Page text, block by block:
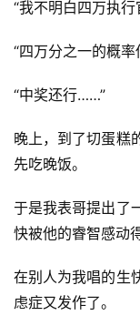
“我不明白四万执行
“四万分之一的概率
“中奖还行……”
晚上，到了切蛋糕
先吃晚饭。
于是我表哥提出了
快被他的睿智感动
在别人为我唱的生
虑症又发作了。